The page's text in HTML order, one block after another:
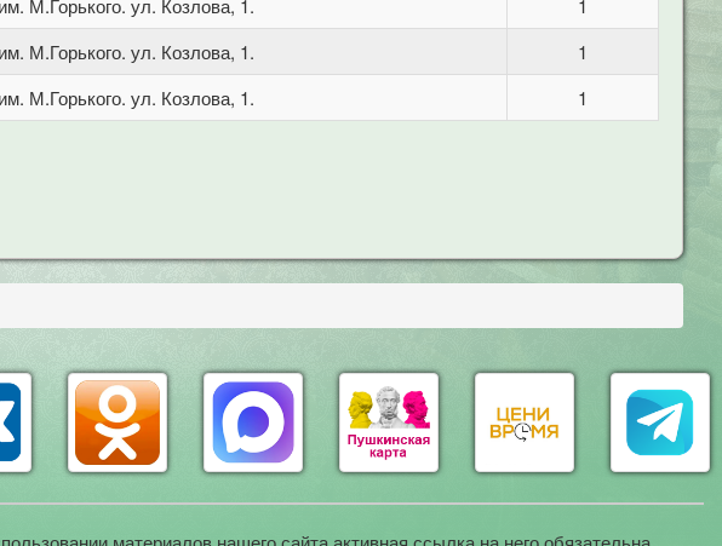
М.Горького. ул. Козлова, 1.
1
М.Горького. ул. Козлова, 1.
1
М.Горького. ул. Козлова, 1. 1